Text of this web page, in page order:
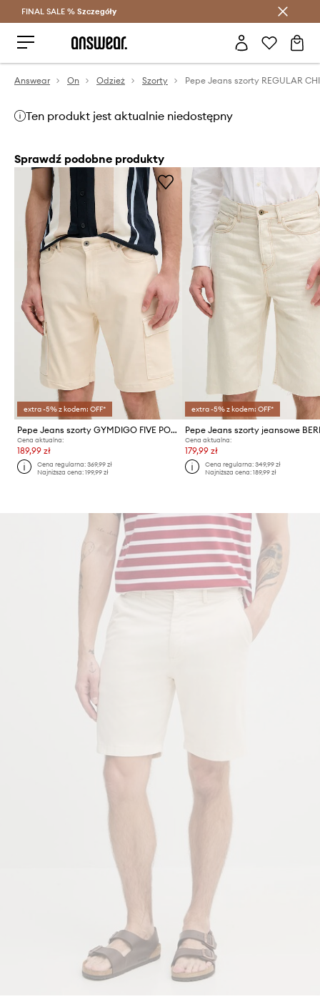
Oszczędzaj z Answear Club >
FINAL SALE % Szczegóły
Answear On Odzież Szorty
Ten produkt jest aktualnie niedostępny
Sprawdź podobne produkty
extra -5% z kodem: OFF*
Pepe Jeans szorty GYMDIGO FIVE POCKETS CARGO SHORT
Cena aktualna:
189,99 zł
Cena regularna:369,99 zł
Najniższa cena:199,99 zł
extra -5% z kodem: OFF*
Cena aktualna:
179,99 zł
Cena regularna: 349,99 zł
Najniższa cena: 189,99 zł